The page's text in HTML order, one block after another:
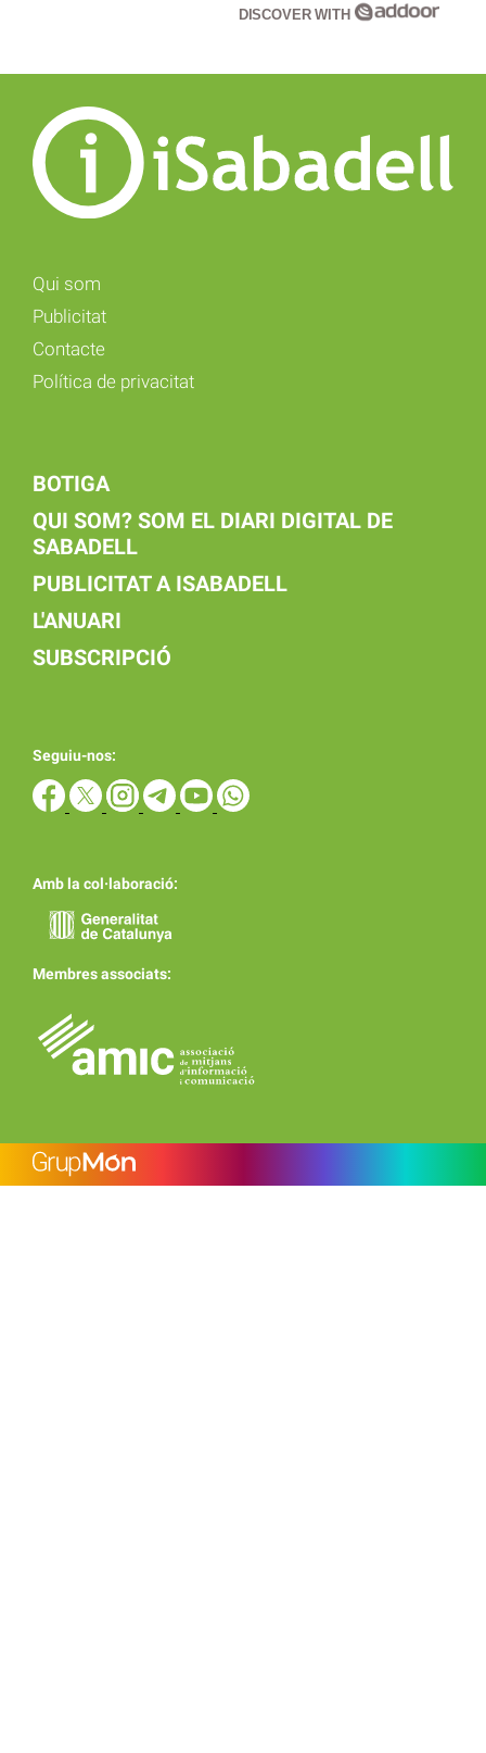
DISCOVER WITH
Qui som
Publicitat
Contacte
Política de privacitat
BOTIGA
QUI SOM? SOM EL DIARI DIGITAL DE
SABADELL
PUBLICITAT A ISABADELL
L'ANUARI
SUBSCRIPCIÓ
Seguiu-nos:
Amb la col·laboració:
Membres associats: